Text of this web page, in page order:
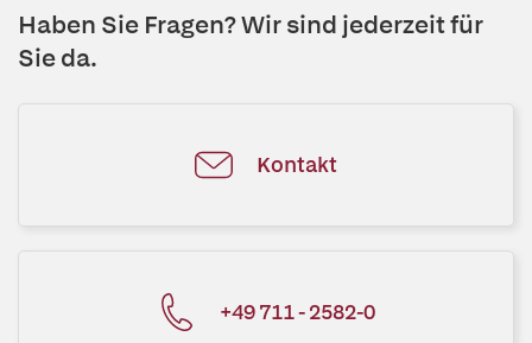
Haben Sie Fragen? Wir sind jederzeit für
Sie da.
Kontakt
+49 711 - 2582-0